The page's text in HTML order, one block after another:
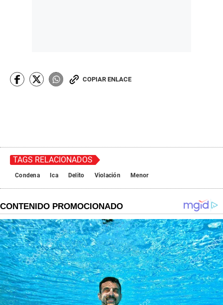
COPIAR ENLACE
TAGS RELACIONADOS
Condena Ica Delito Violación Menor